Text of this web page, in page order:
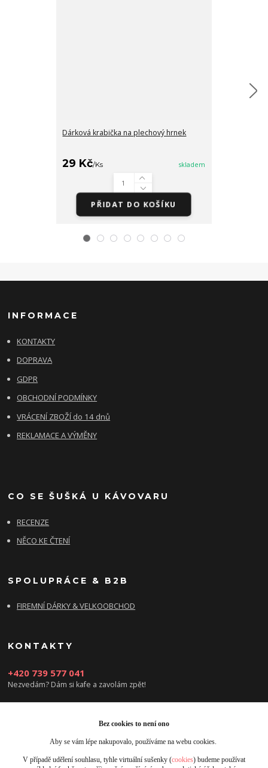
Dárková krabička na plechový hrnek
29 Kč/Ks skladem
PŘIDAT DO KOŠÍKU
INFORMACE
KONTAKTY
DOPRAVA
GDPR
OBCHODNÍ PODMÍNKY
VRÁCENÍ ZBOŽÍ do 14 dnů
REKLAMACE A VÝMĚNY
CO SE ŠUŠKÁ U KÁVOVARU
RECENZE
NĚCO KE ČTENÍ
SPOLUPRÁCE & B2B
FIREMNÍ DÁRKY & VELKOOBCHOD
KONTAKTY
+420 739 577 041
Nezvedám? Dám si kafe a zavolám zpět!
info@damsikafe.cz
Bez cookies to není ono
Aby se vám lépe nakupovalo, používáme na webu cookies.
V případě udělení souhlasu, tyhle virtuální sušenky (cookies) budeme používat